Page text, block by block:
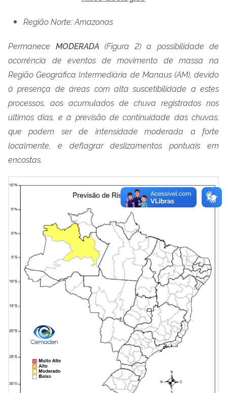
Região Norte:Amazonas
Permanece MODERADA (Figura 2) a possibilidade de
ocorrência de eventos de movimento de massa na
Região Geográfica Intermediária de Manaus (AM), devido
à presença de áreas com alta suscetibilidade a estes
processos, aos acumulados de chuva registrados nos
últimos dias, e à previsão de continuidade das chuvas,
que podem ser de intensidade moderada a forte
localmente, e deflagrar deslizamentos pontuais em
encostas.